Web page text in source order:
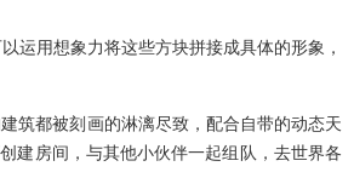
运用想象力将这些方块拼接成具体的形象，
筑都被刻画的淋漓尽致，配合自带的动态天
建房间，与其他小伙伴一起组队，去世界各